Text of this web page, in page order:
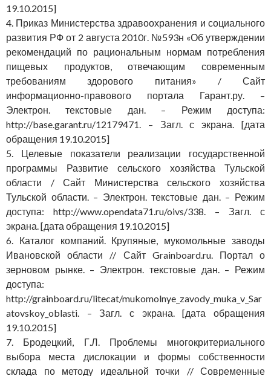
19.10.2015]
4. Приказ Министерства здравоохранения и социального
развития РФ от 2 августа 2010г. №593н «Об утверждении
рекомендаций по рациональным нормам потребления
пищевых продуктов, отвечающим современным
требованиям здорового питания» / Сайт
информационно-правового портала Гарант.ру. –
Электрон. текстовые дан. – Режим доступа:
http://base.garant.ru/12179471. – Загл. с экрана. [дата
обращения 19.10.2015]
5. Целевые показатели реализации государственной
программы Развитие сельского хозяйства Тульской
области / Сайт Министерства сельского хозяйства
Тульской области. – Электрон. текстовые дан. – Режим
доступа: http://www.opendata71.ru/oivs/338. – Загл. с
экрана. [дата обращения 19.10.2015]
6. Каталог компаний. Крупяные, мукомольные заводы
Ивановской области // Сайт Grainboard.ru. Портал о
зерновом рынке. – Электрон. текстовые дан. – Режим
доступа:
http://grainboard.ru/litecat/mukomolnye_zavody_muka_v_Sar
atovskoy_oblasti. – Загл. с экрана. [дата обращения
19.10.2015]
7. Бродецкий, Г.Л. Проблемы многокритериального
выбора места дислокации и формы собственности
склада по методу идеальной точки // Современные